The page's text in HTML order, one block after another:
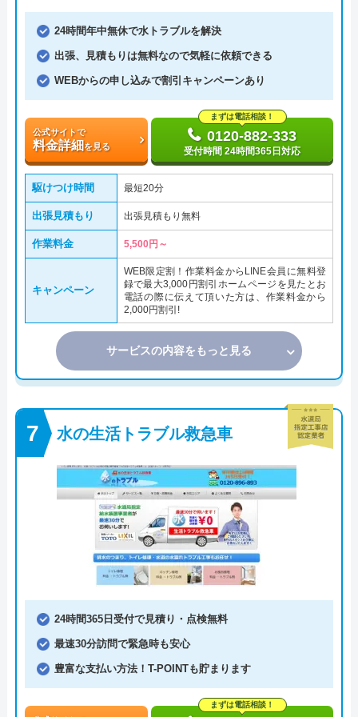
24時間年中無休で水トラブルを解決
出張、見積もりは無料なので気軽に依頼できる
WEBからの申し込みで割引キャンペーンあり
公式サイトで
料金詳細を見る
まずは電話相談！
0120-882-333
受付時間 24時間365日対応
駆けつけ時間 最短20分
出張見積もり 出張見積もり無料
作業料金 5,500円～
キャンペーン
WEB限定割！作業料金からLINE会員に無料登
録で最大3,000円割引ホームページを見たとお
電話の際に伝えて頂いた方は、作業料金から
2,000円割引!
サービスの内容をもっと見る
水の生活トラブル救急車
24時間365日受付で見積り・点検無料
最速30分訪問で緊急時も安心
豊富な支払い方法！T-POINTも貯まります
まずは電話相談！